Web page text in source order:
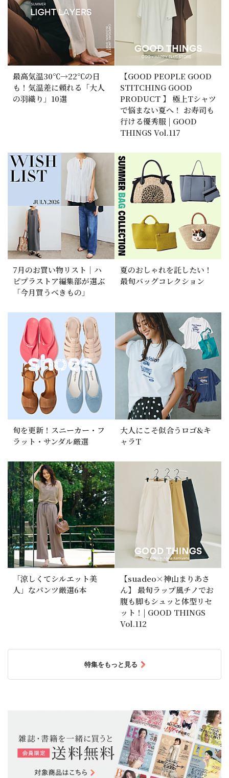
最高気温30℃→22℃の日
も！気温差に頼れる「大人
の羽織り」10選
【GOOD PEOPLE GOOD
STITCHING GOOD
PRODUCT 】 極上Tシャツ
で悩まない夏へ！ お寿司も
行ける優秀服 | GOOD
THINGS Vol.117
7月のお買い物リスト｜ハ
ピプラストア編集部が選ぶ
「今月買うべきもの」
夏のおしゃれを託したい！
最旬バッグコレクション
旬を更新！スニーカー・フ
ラット・サンダル厳選
大人にこそ似合うロゴ&キ
ャラT
「涼しくてシルエット美
人」なパンツ厳選6本
【suadeo×神山まりあさ
ん】 最旬ラップ風チノでお
腹も脚もシュッと体型リセ
ット！| GOOD THINGS
Vol.112
特集をもっと見る